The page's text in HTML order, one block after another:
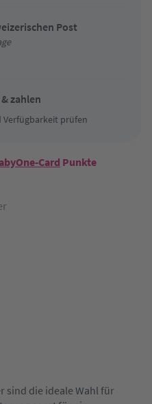
Post
zahlen
Verfügbarkeit prüfen
Card Punkte
sind die ideale Wahl für